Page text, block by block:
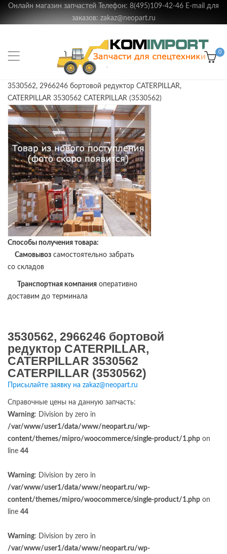
Онлайн магазин запчастей Телефон: 8(495)109-42-46 E-mail для
заказов: zakaz@neopart.ru
0
3530562, 2966246 бортовой редуктор CATERPILLAR,
CATERPILLAR 3530562 CATERPILLAR (3530562)
Способы получения товара:
Самовывоз самостоятельно забрать
со складов
Транспортная компания оперативно
доставим до терминала
3530562, 2966246 бортовой
редуктор CATERPILLAR,
CATERPILLAR 3530562
CATERPILLAR (3530562)
Присылайте заявку на zakaz@neopart.ru
Справочные цены на данную запчасть:
Warning: Division by zero in
/var/www/user1/data/www/neopart.ru/wp-
content/themes/mipro/woocommerce/single-product/1.php on
line 44
Warning: Division by zero in
/var/www/user1/data/www/neopart.ru/wp-
content/themes/mipro/woocommerce/single-product/1.php on
line 44
Warning: Division by zero in
/var/www/user1/data/www/neopart.ru/wp-